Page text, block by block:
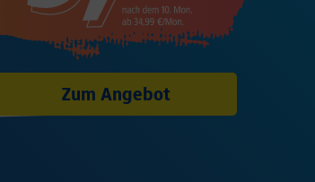
Zum Angebot